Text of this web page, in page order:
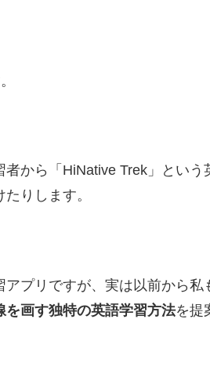
から「HiNative Trek」という
りします。
プリですが、実は以前から私
画す独特の英語学習方法を提